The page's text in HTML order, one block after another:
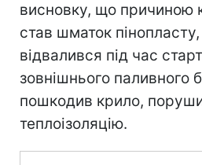
висновку, що причиною
став шматок
відвалився під час
зовнішнього паливного
пошкодив крило,
теплоізоляцію.